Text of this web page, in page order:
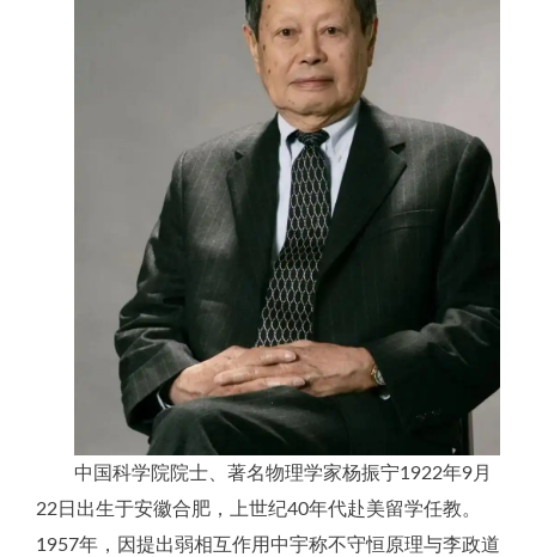
中国科学院院士、著名物理学家杨振宁1922年9月
22日出生于安徽合肥，上世纪40年代赴美留学任教。
1957年，因提出弱相互作用中宇称不守恒原理与李政道